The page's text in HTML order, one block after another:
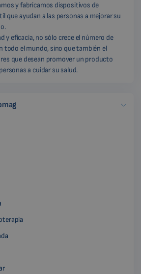
y fabricamos dispositivos de
que ayudan a las personas a mejorar su
y eficacia, no sólo crece el número de
todo el mundo, sino que también el
que desean promover un producto
a cuidar su salud.